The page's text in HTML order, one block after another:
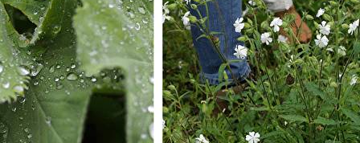
Ajoutez un logo, un bouton, des réseaux sociaux
Cliquez pour éditer
Accueil▴
L'association
▴▾